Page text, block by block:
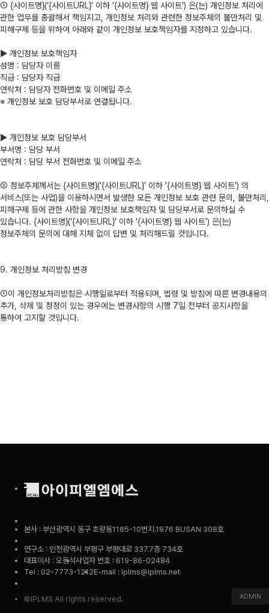
① {사이트명}(‘{사이트URL}’ 이하 '{사이트명} 웹 사이트') 은(는) 개인정보 처리에
관한 업무를 총괄해서 책임지고, 개인정보 처리와 관련한 정보주체의 불만처리 및
피해구제 등을 위하여 아래와 같이 개인정보 보호책임자를 지정하고 있습니다.
▶ 개인정보 보호책임자
성명 : 담당자 이름
직급 : 담당자 직급
연락처 : 담당자 전화번호 및 이메일 주소
※ 개인정보 보호 담당부서로 연결됩니다.
▶ 개인정보 보호 담당부서
부서명 : 담당 부서
연락처 : 담당 부서 전화번호 및 이메일 주소
② 정보주체께서는 {사이트명}(‘{사이트URL}’ 이하 '{사이트명} 웹 사이트') 의
서비스(또는 사업)을 이용하시면서 발생한 모든 개인정보 보호 관련 문의, 불만처리,
피해구제 등에 관한 사항을 개인정보 보호책임자 및 담당부서로 문의하실 수
있습니다. {사이트명}(‘{사이트URL}’ 이하 '{사이트명} 웹 사이트') 은(는)
정보주체의 문의에 대해 지체 없이 답변 및 처리해드릴 것입니다.
9. 개인정보 처리방침 변경
①이 개인정보처리방침은 시행일로부터 적용되며, 법령 및 방침에 따른 변경내용의
추가, 삭제 및 정정이 있는 경우에는 변경사항의 시행 7일 전부터 공지사항을
통하여 고지할 것입니다.
본사 : 부산광역시 동구 초량동1185-10번지.1876 BUSAN 308호
연구소 : 인천광역시 부평구 부평대로 337.7층 734호
대표이사 : 오동석사업자 번호 : 619-86-02484
Tel : 02-7773-1212E-mail : iplms@iplms.net
©IPLMS All rights reserved. ADMIN